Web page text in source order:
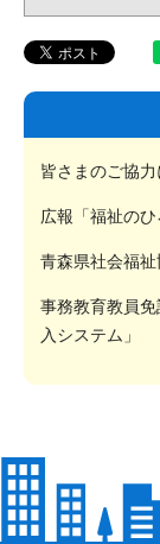
皆さまのご協
広報「福祉のひ
青森県社会福
事務教育教員
入システム」